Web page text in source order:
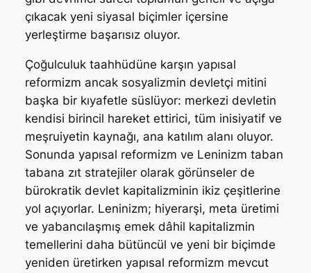
çıkacak yeni siyasal biçimler içersine
yerleştirme başarısız oluyor.
Çoğulculuk taahhüdüne karşın yapısal
reformizm ancak sosyalizmin devletçi mitini
başka bir kıyafetle süslüyor: merkezi devletin
kendisi birincil hareket ettirici, tüm inisiyatif ve
meşruiyetin kaynağı, ana katılım alanı oluyor.
Sonunda yapısal reformizm ve Leninizm taban
tabana zıt stratejiler olarak görünseler de
bürokratik devlet kapitalizminin ikiz çeşitlerine
yol açıyorlar. Leninizm; hiyerarşi, meta üretimi
ve yabancılaşmış emek dâhil kapitalizmin
temellerini daha bütüncül ve yeni bir biçimde
yeniden üretirken yapısal reformizm mevcut